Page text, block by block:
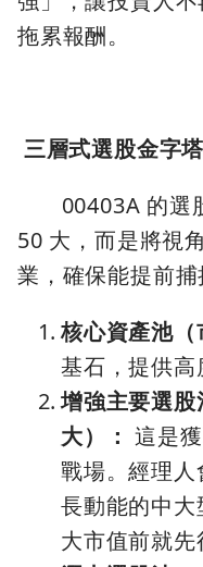
拖累報酬。
三層式選股金字
00403A 的選
50 大，而是將視
業，確保能提前捕
核心資產池（
基石，提供高
增強主要選
大）： 這是
戰場。經理
長動能的中
大市值前就先